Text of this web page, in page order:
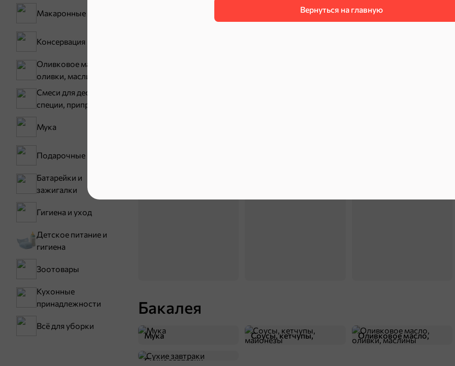
Вернуться на главную
Макаронные изделия
Консервация
Оливковое масло,
оливки, маслины
Смеси для десертов,
специи, приправы
Мука
Подарочные пакеты
Батарейки и
зажигалки
Гигиена и уход
Детское питание и
гигиена
Зоотовары
Кухонные
принадлежности
Всё для уборки
Бакалея
Мука
Соусы, кетчупы,
Оливковое масло,
оливки, маслины
Сухие завтраки